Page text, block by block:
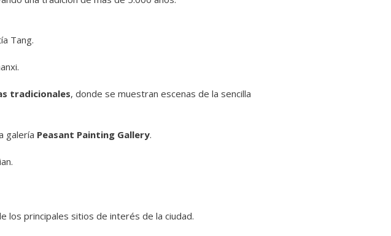
Tang.
tradicionales, donde se muestran escenas de la sencilla
galería Peasant Painting Gallery.
los principales sitios de interés de la ciudad.